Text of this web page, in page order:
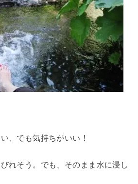
、でも気持ちがいい！
れそう。でも、そのまま水に浸し